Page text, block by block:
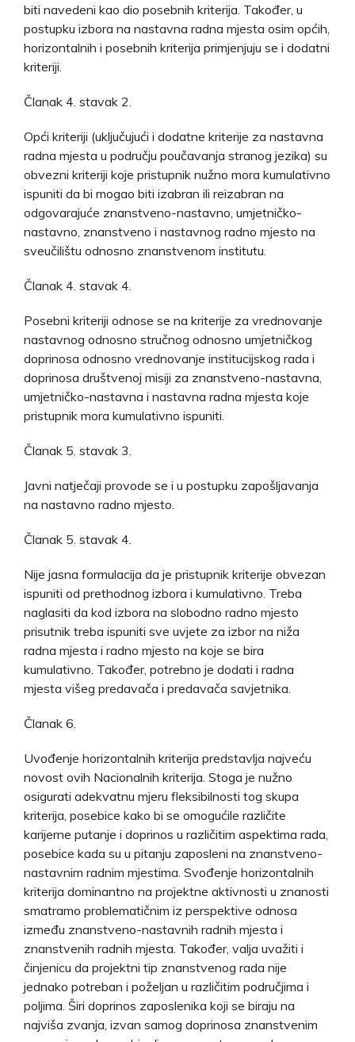
biti navedeni kao dio posebnih kriterija. Također, u
postupku izbora na nastavna radna mjesta osim općih,
horizontalnih i posebnih kriterija primjenjuju se i dodatni
kriteriji.
Članak 4. stavak 2.
Opći kriteriji (uključujući i dodatne kriterije za nastavna
radna mjesta u području poučavanja stranog jezika) su
obvezni kriteriji koje pristupnik nužno mora kumulativno
ispuniti da bi mogao biti izabran ili reizabran na
odgovarajuće znanstveno-nastavno, umjetničko-
nastavno, znanstveno i nastavnog radno mjesto na
sveučilištu odnosno znanstvenom institutu.
Članak 4. stavak 4.
Posebni kriteriji odnose se na kriterije za vrednovanje
nastavnog odnosno stručnog odnosno umjetničkog
doprinosa odnosno vrednovanje institucijskog rada i
doprinosa društvenoj misiji za znanstveno-nastavna,
umjetničko-nastavna i nastavna radna mjesta koje
pristupnik mora kumulativno ispuniti.
Članak 5. stavak 3.
Javni natječaji provode se i u postupku zapošljavanja
na nastavno radno mjesto.
Članak 5. stavak 4.
Nije jasna formulacija da je pristupnik kriterije obvezan
ispuniti od prethodnog izbora i kumulativno. Treba
naglasiti da kod izbora na slobodno radno mjesto
prisutnik treba ispuniti sve uvjete za izbor na niža
radna mjesta i radno mjesto na koje se bira
kumulativno. Također, potrebno je dodati i radna
mjesta višeg predavača i predavača savjetnika.
Članak 6.
Uvođenje horizontalnih kriterija predstavlja najveću
novost ovih Nacionalnih kriterija. Stoga je nužno
osigurati adekvatnu mjeru fleksibilnosti tog skupa
kriterija, posebice kako bi se omogućile različite
karijerne putanje i doprinos u različitim aspektima rada,
posebice kada su u pitanju zaposleni na znanstveno-
nastavnim radnim mjestima. Svođenje horizontalnih
kriterija dominantno na projektne aktivnosti u znanosti
smatramo problematičnim iz perspektive odnosa
između znanstveno-nastavnih radnih mjesta i
znanstvenih radnih mjesta. Također, valja uvažiti i
činjenicu da projektni tip znanstvenog rada nije
jednako potreban i poželjan u različitim područjima i
poljima. Širi doprinos zaposlenika koji se biraju na
najviša zvanja, izvan samog doprinosa znanstvenim